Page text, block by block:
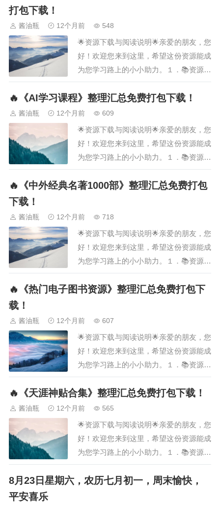
心筛选、汇总而成，旨在为您提供系统化
整理的时…
打包下载！
酱油瓶 12个月前 548
🌟资源下载与阅读说明🌟亲爱的朋友，您
好！欢迎您来到这里，希望这份资源能成
为您学习路上的小小助力。１．📚资源名
称· ［《自媒体副业 打造管道收益》整理
汇总］２．📖资源说明· 这份资料涵盖了
［《自媒体副业 打造管道收益》整理汇
总］，由我们精心筛选、汇总而成，旨在
为您提供系统化的学习参考。希望能为您
节…
🔥《AI学习课程》整理汇总免费打包下载！
酱油瓶 12个月前 609
🌟资源下载与阅读说明🌟亲爱的朋友，您
好！欢迎您来到这里，希望这份资源能成
为您学习路上的小小助力。１．📚资源名
称· ［《ＡＩ学习课程》整理汇总］２．
📖资源说明· 这份资料涵盖了［《ＡＩ学
汇总而成，旨在为您提供系统化的学习参
间，让您…
🔥《中外经典名著1000部》整理汇总免费打包
下载！
酱油瓶 12个月前 718
🌟资源下载与阅读说明🌟亲爱的朋友，您
好！欢迎您来到这里，希望这份资源能成
为您学习路上的小小助力。１．📚资源名
称· ［《中外经典名著１０００部》整理
汇总》整理汇总］２．📖资源说明· 这份
部》整理汇总］，由我们精心筛选、汇总
希望能为您…
🔥《热门电子图书资源》整理汇总免费打包下
载！
酱油瓶 12个月前 607
🌟资源下载与阅读说明🌟亲爱的朋友，您
好！欢迎您来到这里，希望这份资源能成
为您学习路上的小小助力。１．📚资源名
称· ［《热门电子图书资源》整理汇总］
２．📖资源说明· 这份资料涵盖了［《热
门电子图书资源》整理汇总］，由我们精
心筛选、汇总而成，旨在为您提供系统化
的学习参考。希望能为您节省大量搜寻和
整理的时…
🔥《天涯神贴合集》整理汇总免费打包下载！
酱油瓶 12个月前 565
🌟资源下载与阅读说明🌟亲爱的朋友，您
好！欢迎您来到这里，希望这份资源能成
为您学习路上的小小助力。１．📚资源名
称· ［《天涯神贴合集》整理汇总》整理
汇总］２．📖资源说明· 这份资料涵盖了
8月23日星期六，农历七月初一，周末愉快，
平安喜乐